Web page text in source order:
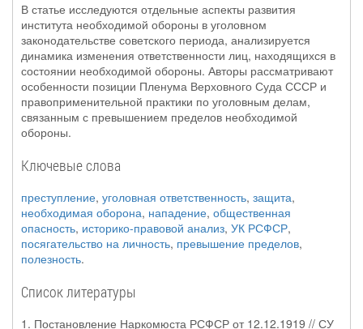
В статье исследуются отдельные аспекты развития
института необходимой обороны в уголовном
законодательстве советского периода, анализируется
динамика изменения ответственности лиц, находящихся в
состоянии необходимой обороны. Авторы рассматривают
особенности позиции Пленума Верховного Суда СССР и
правоприменительной практики по уголовным делам,
связанным с превышением пределов необходимой
обороны.
Ключевые слова
преступление, уголовная ответственность, защита,
необходимая оборона, нападение, общественная
опасность, историко-правовой анализ, УК РСФСР,
посягательство на личность, превышение пределов,
полезность.
Список литературы
1. Постановление Наркомюста РСФСР от 12.12.1919 // СУ